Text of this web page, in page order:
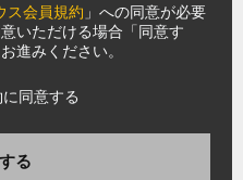
ス会員規約 」への同意が必要
いただける場合「同意す
進みください。
同意する
る